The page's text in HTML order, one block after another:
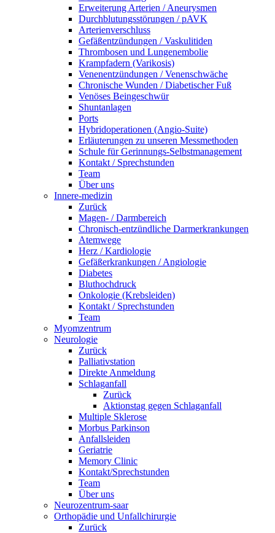
Erweiterung Arterien / Aneurysmen
Durchblutungsstörungen / pAVK
Arterienverschluss
Gefäßentzündungen / Vaskulitiden
Thrombosen und Lungenembolie
Krampfadern (Varikosis)
Venenentzündungen / Venenschwäche
Chronische Wunden / Diabetischer Fuß
Venöses Beingeschwür
Shuntanlagen
Ports
Hybridoperationen (Angio-Suite)
Erläuterungen zu unseren Messmethoden
Schule für Gerinnungs-Selbstmanagement
Kontakt / Sprechstunden
Team
Über uns
Innere-medizin
Zurück
Magen- / Darmbereich
Chronisch-entzündliche Darmerkrankungen
Atemwege
Herz / Kardiologie
Gefäßerkrankungen / Angiologie
Diabetes
Bluthochdruck
Onkologie (Krebsleiden)
Kontakt / Sprechstunden
Team
Myomzentrum
Neurologie
Zurück
Palliativstation
Direkte Anmeldung
Schlaganfall
Zurück
Aktionstag gegen Schlaganfall
Multiple Sklerose
Morbus Parkinson
Anfallsleiden
Geriatrie
Memory Clinic
Kontakt/Sprechstunden
Team
Über uns
Neurozentrum-saar
Orthopädie und Unfallchirurgie
Zurück